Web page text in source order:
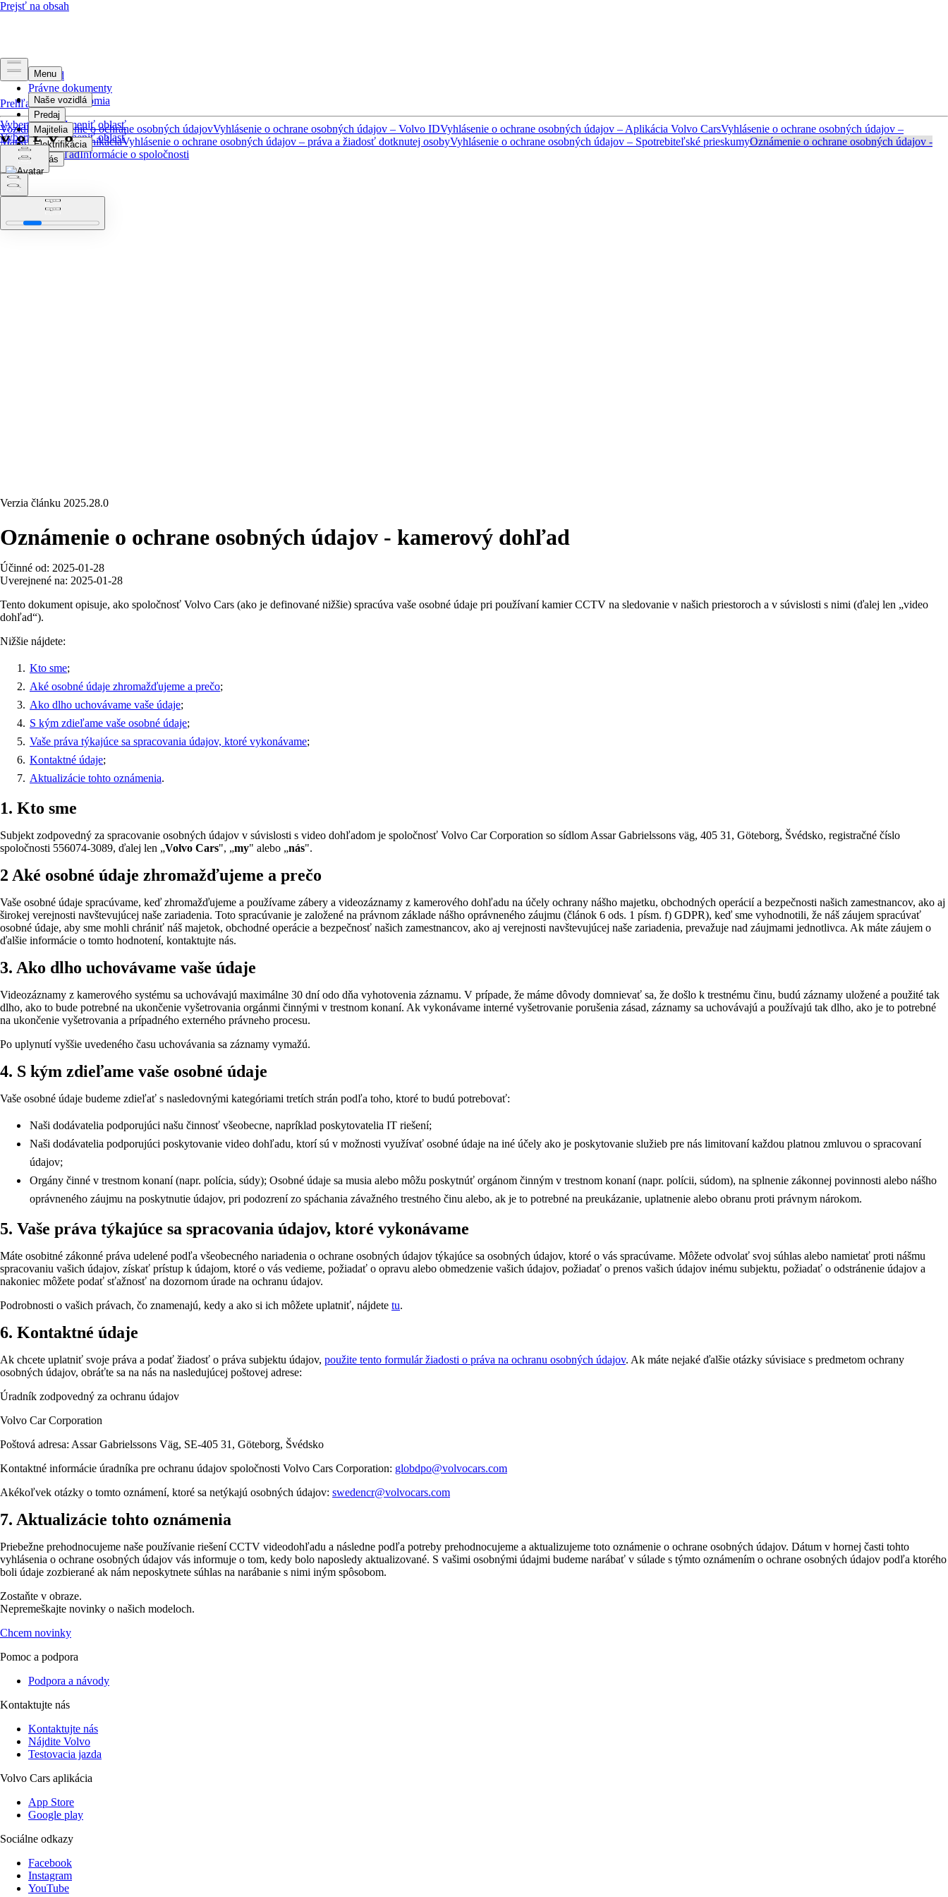
Prehľad
Právne dokumenty
Ochrana súkromia
Vyberte jazykZmeniť oblasť
Vyberte jazykZmeniť oblasť
Prehľad
Vozidlo, vyhlásenie o ochrane osobných údajovVyhlásenie o ochrane osobných údajov – Volvo IDVyhlásenie o ochrane osobných údajov – Aplikácia Volvo CarsVyhlásenie o ochrane osobných údajov –
Marketingová komunikáciaVyhlásenie o ochrane osobných údajov – práva a žiadosť dotknutej osobyVyhlásenie o ochrane osobných údajov – Spotrebiteľské prieskumyOznámenie o ochrane osobných údajov -
kamerový dohľadInformácie o spoločnosti
Verzia článku 2025.28.0
Oznámenie o ochrane osobných údajov - kamerový dohľad
Účinné od: 2025-01-28
Uverejnené na: 2025-01-28
Tento dokument opisuje, ako spoločnosť Volvo Cars (ako je definované nižšie) spracúva vaše osobné údaje pri používaní kamier CCTV na sledovanie v našich priestoroch a v súvislosti s nimi (ďalej len „video
dohľad“).
Nižšie nájdete:
Kto sme;
Aké osobné údaje zhromažďujeme a prečo;
Ako dlho uchovávame vaše údaje;
S kým zdieľame vaše osobné údaje;
Vaše práva týkajúce sa spracovania údajov, ktoré vykonávame;
Kontaktné údaje;
Aktualizácie tohto oznámenia.
1. Kto sme
Subjekt zodpovedný za spracovanie osobných údajov v súvislosti s video dohľadom je spoločnosť Volvo Car Corporation so sídlom Assar Gabrielssons väg, 405 31, Göteborg, Švédsko, registračné číslo
spoločnosti 556074-3089, ďalej len „Volvo Cars", „my" alebo „nás".
2 Aké osobné údaje zhromažďujeme a prečo
Vaše osobné údaje spracúvame, keď zhromažďujeme a používame zábery a videozáznamy z kamerového dohľadu na účely ochrany nášho majetku, obchodných operácií a bezpečnosti našich zamestnancov, ako aj
širokej verejnosti navštevujúcej naše zariadenia. Toto spracúvanie je založené na právnom základe nášho oprávneného záujmu (článok 6 ods. 1 písm. f) GDPR), keď sme vyhodnotili, že náš záujem spracúvať
osobné údaje, aby sme mohli chrániť náš majetok, obchodné operácie a bezpečnosť našich zamestnancov, ako aj verejnosti navštevujúcej naše zariadenia, prevažuje nad záujmami jednotlivca. Ak máte záujem o
ďalšie informácie o tomto hodnotení, kontaktujte nás.
3. Ako dlho uchovávame vaše údaje
Videozáznamy z kamerového systému sa uchovávajú maximálne 30 dní odo dňa vyhotovenia záznamu. V prípade, že máme dôvody domnievať sa, že došlo k trestnému činu, budú záznamy uložené a použité tak
dlho, ako to bude potrebné na ukončenie vyšetrovania orgánmi činnými v trestnom konaní. Ak vykonávame interné vyšetrovanie porušenia zásad, záznamy sa uchovávajú a používajú tak dlho, ako je to potrebné
na ukončenie vyšetrovania a prípadného externého právneho procesu.
Po uplynutí vyššie uvedeného času uchovávania sa záznamy vymažú.
4. S kým zdieľame vaše osobné údaje
Vaše osobné údaje budeme zdieľať s nasledovnými kategóriami tretích strán podľa toho, ktoré to budú potrebovať:
Naši dodávatelia podporujúci našu činnosť všeobecne, napríklad poskytovatelia IT riešení;
Naši dodávatelia podporujúci poskytovanie video dohľadu, ktorí sú v možnosti využívať osobné údaje na iné účely ako je poskytovanie služieb pre nás limitovaní každou platnou zmluvou o spracovaní
údajov;
Orgány činné v trestnom konaní (napr. polícia, súdy); Osobné údaje sa musia alebo môžu poskytnúť orgánom činným v trestnom konaní (napr. polícii, súdom), na splnenie zákonnej povinnosti alebo nášho
oprávneného záujmu na poskytnutie údajov, pri podozrení zo spáchania závažného trestného činu alebo, ak je to potrebné na preukázanie, uplatnenie alebo obranu proti právnym nárokom.
5. Vaše práva týkajúce sa spracovania údajov, ktoré vykonávame
Máte osobitné zákonné práva udelené podľa všeobecného nariadenia o ochrane osobných údajov týkajúce sa osobných údajov, ktoré o vás spracúvame. Môžete odvolať svoj súhlas alebo namietať proti nášmu
spracovaniu vašich údajov, získať prístup k údajom, ktoré o vás vedieme, požiadať o opravu alebo obmedzenie vašich údajov, požiadať o prenos vašich údajov inému subjektu, požiadať o odstránenie údajov a
nakoniec môžete podať sťažnosť na dozornom úrade na ochranu údajov.
Podrobnosti o vašich právach, čo znamenajú, kedy a ako si ich môžete uplatniť, nájdete tu.
6. Kontaktné údaje
Ak chcete uplatniť svoje práva a podať žiadosť o práva subjektu údajov, použite tento formulár žiadosti o práva na ochranu osobných údajov. Ak máte nejaké ďalšie otázky súvisiace s predmetom ochrany
osobných údajov, obráťte sa na nás na nasledujúcej poštovej adrese:
Úradník zodpovedný za ochranu údajov
Volvo Car Corporation
Poštová adresa: Assar Gabrielssons Väg, SE-405 31, Göteborg, Švédsko
Kontaktné informácie úradníka pre ochranu údajov spoločnosti Volvo Cars Corporation: globdpo@volvocars.com
Akékoľvek otázky o tomto oznámení, ktoré sa netýkajú osobných údajov: swedencr@volvocars.com
7. Aktualizácie tohto oznámenia
Priebežne prehodnocujeme naše používanie riešení CCTV videodohľadu a následne podľa potreby prehodnocujeme a aktualizujeme toto oznámenie o ochrane osobných údajov. Dátum v hornej časti tohto
vyhlásenia o ochrane osobných údajov vás informuje o tom, kedy bolo naposledy aktualizované. S vašimi osobnými údajmi budeme narábať v súlade s týmto oznámením o ochrane osobných údajov podľa ktorého
boli údaje zozbierané ak nám neposkytnete súhlas na narábanie s nimi iným spôsobom.